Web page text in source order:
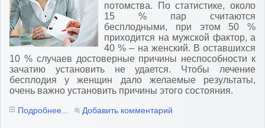
потомства. По статистике, около
15 % пар считаются
бесплодными, при этом 50 %
приходится на мужской фактор, а
40 % – на женский. В оставшихся
10 % случаев достоверные причины неспособности к
зачатию установить не удается. Чтобы лечение
бесплодия у женщин дало желаемые результаты,
очень важно установить причины этого состояния.
Подробнее... Добавить комментарий